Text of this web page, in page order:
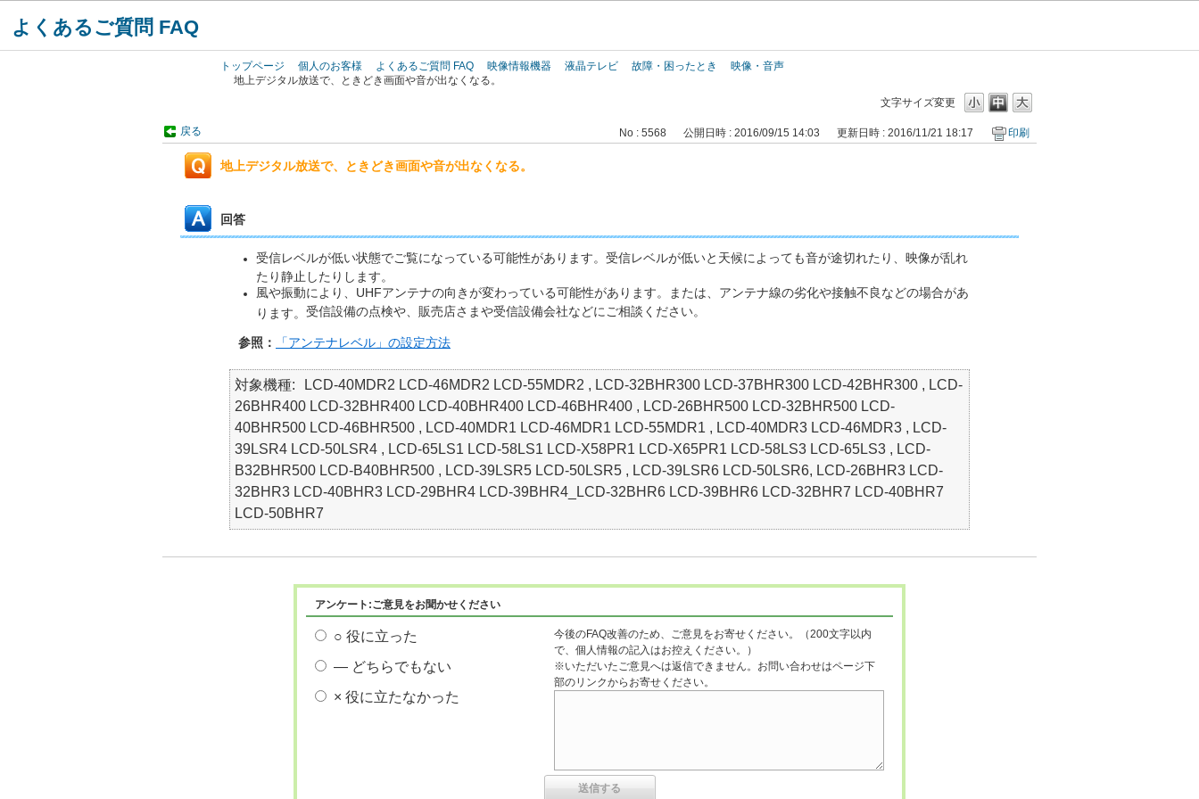
よくあるご質問 FAQ
トップページ 個人のお客様 よくあるご質問 FAQ 映像情報機器 液晶テレビ 故障・困ったとき
映像・音声
地上デジタル放送で、ときどき画面や音が出なくなる。
文字サイズ変更
戻る No : 5568 公開日時 : 2016/09/15 14:03 更新日時 : 2016/11/21 18:17 印刷
地上デジタル放送で、ときどき画面や音が出なくなる。
回答
受信レベルが低い状態でご覧になっている可能性があります。 受信レベルが低いと天候によっても音が途切れたり、映像が乱れ
たり静止したりします。
風や振動により、UHFアンテナの向きが変わっている可能性があります。または、アンテナ線の劣化や接触不良などの場合があ
ります。 受信設備の点検や、販売店さまや受信設備会社などにご相談ください。
参照： 「アンテナレベル」の設定方法
対象機種
LCD-40MDR2 LCD-46MDR2 LCD-55MDR2 , LCD-32BHR300 LCD-37BHR300 LCD-42BHR300 , LCD-
26BHR400 LCD-32BHR400 LCD-40BHR400 LCD-46BHR400 , LCD-26BHR500 LCD-32BHR500 LCD-
40BHR500 LCD-46BHR500 , LCD-40MDR1 LCD-46MDR1 LCD-55MDR1 , LCD-40MDR3 LCD-46MDR3 , LCD-
39LSR4 LCD-50LSR4 , LCD-65LS1 LCD-58LS1 LCD-X58PR1 LCD-X65PR1 LCD-58LS3 LCD-65LS3 , LCD-
B32BHR500 LCD-B40BHR500 , LCD-39LSR5 LCD-50LSR5 , LCD-39LSR6 LCD-50LSR6, LCD-26BHR3 LCD-
32BHR3 LCD-40BHR3 LCD-29BHR4 LCD-39BHR4_LCD-32BHR6 LCD-39BHR6 LCD-32BHR7 LCD-40BHR7
LCD-50BHR7
アンケート:ご意見をお聞かせください
○ 役に立った
― どちらでもない
× 役に立たなかった
今後のFAQ改善のため、ご意見をお寄せください。（200文字以内
で、個人情報の記入はお控えください。）
※いただいたご意見へは返信できません。お問い合わせはページ下
部のリンクからお寄せください。